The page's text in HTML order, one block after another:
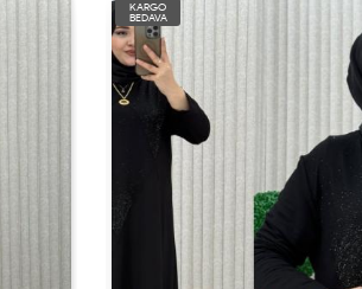
KARGO
BEDAVA